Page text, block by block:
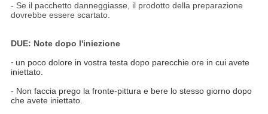
- Se il pacchetto danneggiasse, il prodotto della preparazione
dovrebbe essere scartato.
DUE: Note dopo l'iniezione
- un poco dolore in vostra testa dopo parecchie ore in cui avete
iniettato.
- Non faccia prego la fronte-pittura e bere lo stesso giorno dopo
che avete iniettato.